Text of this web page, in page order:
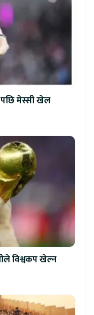
पछि मेस्सी खेल
विश्वकप खेल्न